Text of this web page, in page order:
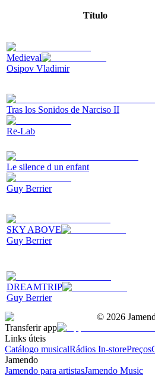
Título
Medieval
Osipov Vladimir
Tras los Sonidos de Narciso II
Re-Lab
Le silence d un enfant
Guy Berrier
SKY ABOVE
Guy Berrier
DREAMTRIP
Guy Berrier
© 2026
Transferir app
Links úteis
Catálogo musicalRádios In-storePreços
Jamendo
Jamendo para artistasJamendo Music